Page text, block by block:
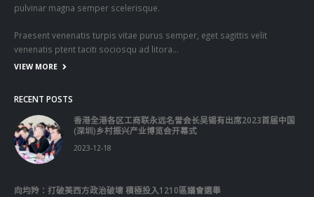
pulvinar magna semper scelerisque.
Praesent venenatis turpis vitae purus semper, eget sagittis velit
venenatis ptent taciti sociosqu ad litora…
VIEW MORE
RECENT POSTS
香港全港各区工商联永远名誉会长吴锡有出席2023首届中国
(深圳)乡村振兴产业博览会开幕式
2023-12-18
向均羚：打破美西方政治破壞 積極投入1210區議會選舉